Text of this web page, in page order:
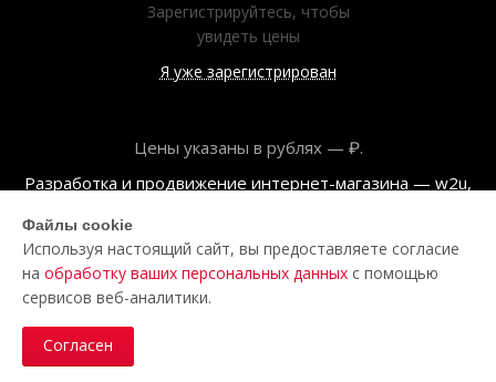
Зарегистрируйтесь, чтобы
увидеть цены
Я уже зарегистрирован
Цены указаны в рублях — ₽.
Разработка и продвижение интернет-магазина — w2u,
© ООО «Полар центр», 2026
Пользовательское соглашение
Политика обработки персональных данных
Файлы cookie
Используя настоящий сайт, вы предоставляете согласие
на обработку ваших персональных данных с помощью
сервисов веб-аналитики.
Согласен